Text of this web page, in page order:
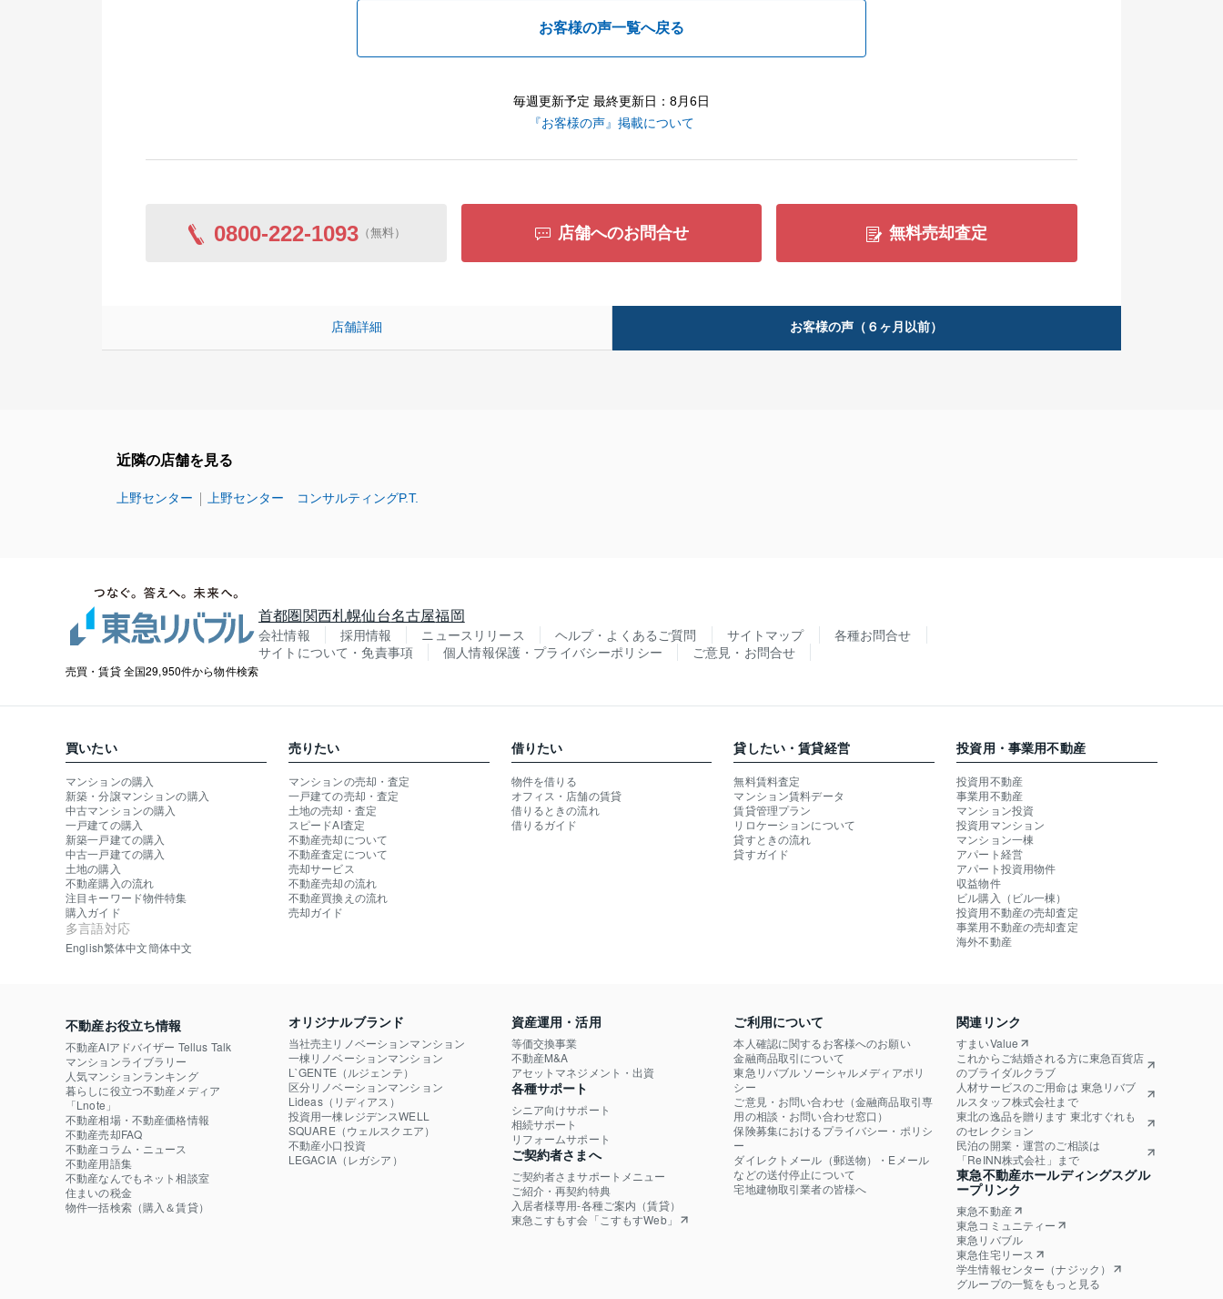
お客様の声一覧へ戻る
毎週更新予定 最終更新日：8月6日
『お客様の声』掲載について
0800-222-1093 （無料） 店舗へのお問合せ 無料売却査定
店舗詳細 お客様の声（６ヶ月以前）
近隣の店舗を見る
上野センター 上野センター コンサルティングP.T.
売買・賃貸 全国29,950件から物件検索
首都圏関西札幌仙台名古屋福岡
会社情報 採用情報 ニュースリリース ヘルプ・よくあるご質問 サイトマップ
各種お問合せ
サイトについて・免責事項
個人情報保護・プライバシーポリシー ご意見・お問合せ
買いたい
マンションの購入
新築・分譲マンションの購入
中古マンションの購入
一戸建ての購入
新築一戸建ての購入
中古一戸建ての購入
土地の購入
不動産購入の流れ
注目キーワード物件特集
購入ガイド
多言語対応
English繁体中文簡体中文
売りたい
マンションの売却・査定
一戸建ての売却・査定
土地の売却・査定
スピードAI査定
不動産売却について
不動産査定について
売却サービス
不動産売却の流れ
不動産買換えの流れ
売却ガイド
借りたい
物件を借りる
オフィス・店舗の賃貸
借りるときの流れ
借りるガイド
貸したい・賃貸経営
無料賃料査定
マンション賃料データ
賃貸管理プラン
リロケーションについて
貸すときの流れ
貸すガイド
投資用・事業用不動産
投資用不動産
事業用不動産
マンション投資
投資用マンション
マンション一棟
アパート経営
アパート投資用物件
収益物件
ビル購入（ビル一棟）
投資用不動産の売却査定
事業用不動産の売却査定
海外不動産
不動産お役立ち情報
不動産AIアドバイザー Tellus Talk
マンションライブラリー
人気マンションランキング
暮らしに役立つ不動産メディア
「Lnote」
不動産相場・不動産価格情報
不動産売却FAQ
不動産コラム・ニュース
不動産用語集
不動産なんでもネット相談室
住まいの税金
物件一括検索（購入＆賃貸）
オリジナルブランド
当社売主リノベーションマンション
一棟リノベーションマンション
L`GENTE（ルジェンテ）
区分リノベーションマンション
Lideas（リディアス）
投資用一棟レジデンスWELL
SQUARE（ウェルスクエア）
不動産小口投資
LEGACIA（レガシア）
資産運用・活用
等価交換事業
不動産M&A
アセットマネジメント・出資
各種サポート
シニア向けサポート
相続サポート
リフォームサポート
ご契約者さまへ
ご契約者さまサポートメニュー
ご紹介・再契約特典
入居者様専用-各種ご案内（賃貸）
東急こすもす会「こすもすWeb」
ご利用について
本人確認に関するお客様へのお願い
金融商品取引について
東急リバブル ソーシャルメディアポリ
シー
ご意見・お問い合わせ（金融商品取引専
用の相談・お問い合わせ窓口）
保険募集におけるプライバシー・ポリシ
ー
ダイレクトメール（郵送物）・Eメール
などの送付停止について
宅地建物取引業者の皆様へ
関連リンク
すまいValue
これからご結婚される方に東急百貨店
のブライダルクラブ
人材サービスのご用命は 東急リバブ
ルスタッフ株式会社まで
東北の逸品を贈ります 東北すぐれも
のセレクション
民泊の開業・運営のご相談は
「ReINN株式会社」まで
東急不動産ホールディングスグル
ープリンク
東急不動産
東急コミュニティー
東急リバブル
東急住宅リース
学生情報センター（ナジック）
グループの一覧をもっと見る